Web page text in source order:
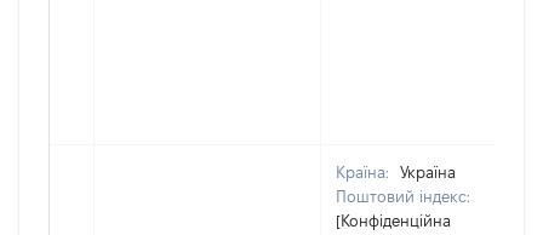
Країна:
Україна
Поштовий індекс:
[Конфіденційна